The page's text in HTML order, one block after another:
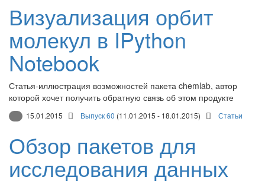
Визуализация орбит
молекул в IPython
Notebook
Статья-иллюстрация возможностей пакета chemlab, автор
которой хочет получить обратную связь об этом продукте
15.01.2015 Выпуск 60 (11.01.2015 - 18.01.2015) Статьи
Обзор пакетов для
исследования данных